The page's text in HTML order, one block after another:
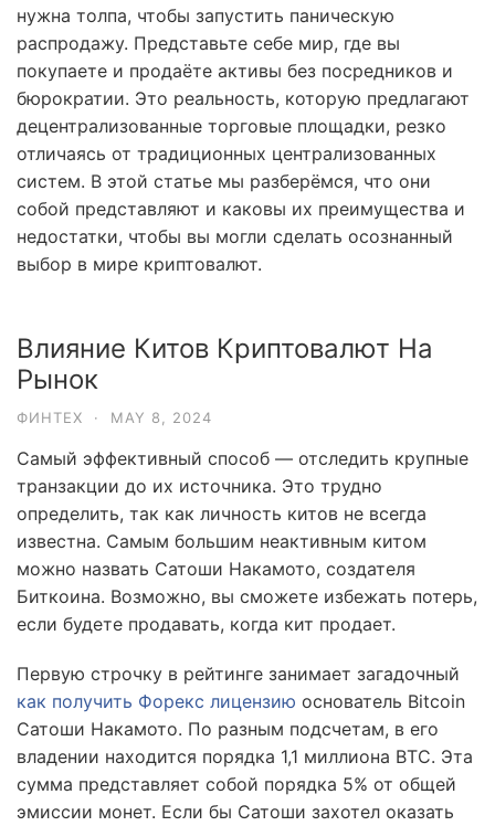
нужна толпа, чтобы запустить паническую
распродажу. Представьте себе мир, где вы
покупаете и продаёте активы без посредников и
бюрократии. Это реальность, которую предлагают
децентрализованные торговые площадки, резко
отличаясь от традиционных централизованных
систем. В этой статье мы разберёмся, что они
собой представляют и каковы их преимущества и
недостатки, чтобы вы могли сделать осознанный
выбор в мире криптовалют.
Влияние Китов Криптовалют На
Рынок
ФИНТЕХ · MAY 8, 2024
Самый эффективный способ — отследить крупные
транзакции до их источника. Это трудно
определить, так как личность китов не всегда
известна. Самым большим неактивным китом
можно назвать Сатоши Накамото, создателя
Биткоина. Возможно, вы сможете избежать потерь,
если будете продавать, когда кит продает.
Первую строчку в рейтинге занимает загадочный
как получить Форекс лицензию основатель Bitcoin
Сатоши Накамото. По разным подсчетам, в его
владении находится порядка 1,1 миллиона BTC. Эта
сумма представляет собой порядка 5% от общей
эмиссии монет. Если бы Сатоши захотел оказать